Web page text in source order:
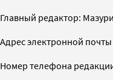
Главный редактор:
Адрес электронной
Номер телефона